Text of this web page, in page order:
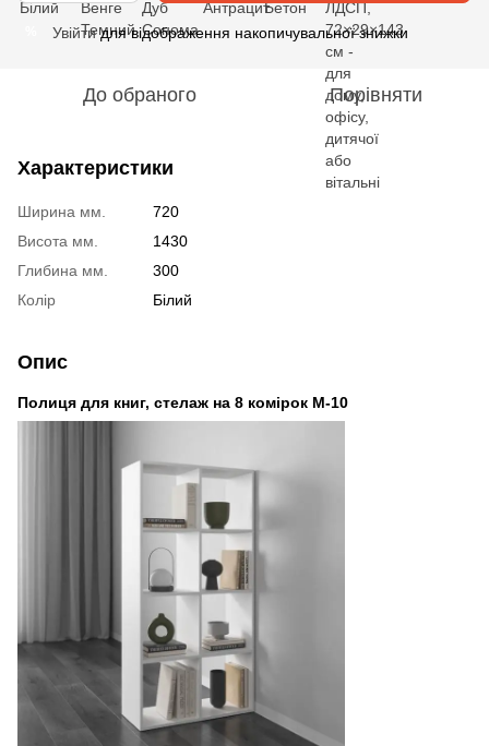
Увійтидля відображення накопичувальної знижки
До обраного Порівняти
Характеристики
Ширина мм.
720
Висота мм.
1430
Глибина мм.
300
Колір
Білий
Опис
Полиця для книг, стелаж на 8 комірок M-10